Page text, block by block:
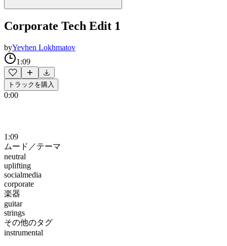
Corporate Tech Edit 1
byYevhen Lokhmatov
1:09
トラックを購入
0:00
1:09
ムード／テーマ
neutral
uplifting
socialmedia
corporate
楽器
guitar
strings
その他のタグ
instrumental